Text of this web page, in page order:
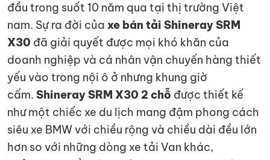
đầu trong suốt 10 năm qua tại thị trường Việt
nam. Sự ra đời của xe bán tải Shineray SRM
X30 đã giải quyết được mọi khó khăn của
doanh nghiệp và cá nhân vận chuyến hàng thiết
yếu vào trong nội ô ở nhưng khung giờ
cấm. Shineray SRM X30 2 chỗ được thiết kế
như một chiếc xe du lịch mang đậm phong cách
siêu xe BMW với chiều rộng và chiều dài đều lớn
hơn so với những dòng xe tải Van khác,